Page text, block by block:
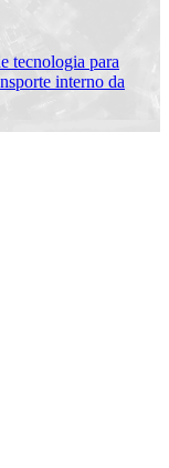
tecnologia para
interno da